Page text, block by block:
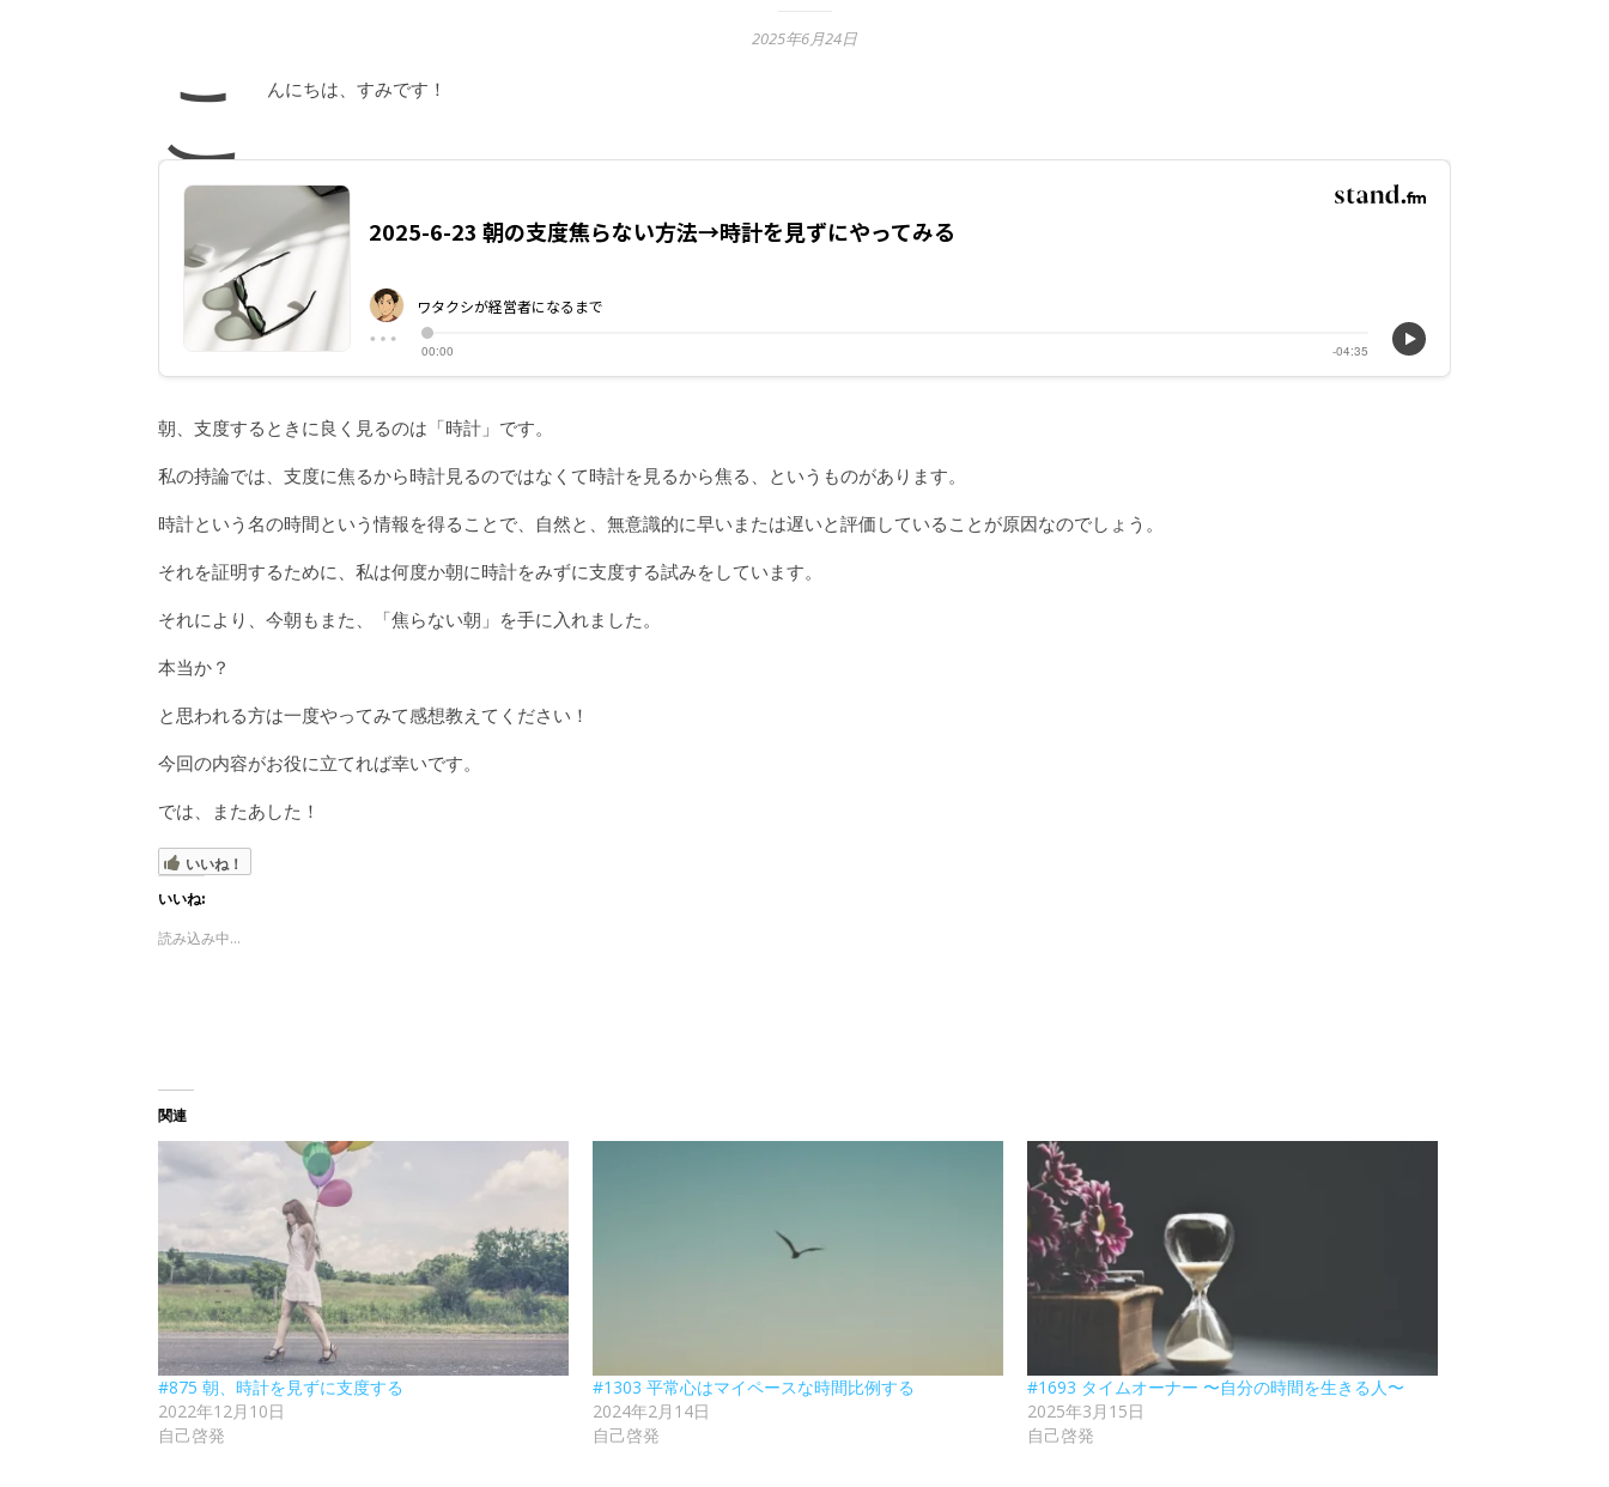
2025年6月24日
こ んにちは、すみです！
朝、支度するときに良く見るのは「時計」です。
私の持論では、支度に焦るから時計見るのではなくて時計を見るから焦る、というものがあります。
時計という名の時間という情報を得ることで、自然と、無意識的に早いまたは遅いと評価していることが原因なのでしょう。
それを証明するために、私は何度か朝に時計をみずに支度する試みをしています。
それにより、今朝もまた、「焦らない朝」を手に入れました。
本当か？
と思われる方は一度やってみて感想教えてください！
今回の内容がお役に立てれば幸いです。
では、またあした！
いいね！
いいね:
読み込み中...
関連
#875 朝、時計を見ずに支度する
2022年12月10日
自己啓発
#1303 平常心はマイペースな時間比例する
2024年2月14日
自己啓発
#1693 タイムオーナー 〜自分の時間を生きる人〜
2025年3月15日
自己啓発